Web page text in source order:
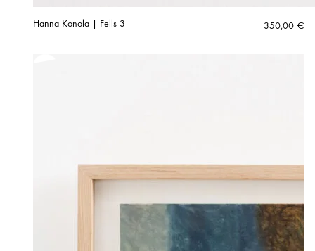
Hanna Konola | Fells 3 350,00 €